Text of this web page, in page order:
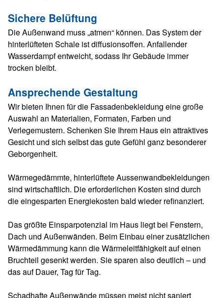
Sichere Belüftung
Die Außenwand muss „atmen“ können. Das System der
hinterlüfteten Schale ist diffusionsoffen. Anfallender
Wasserdampf entweicht, sodass Ihr Gebäude immer
trocken bleibt.
Ansprechende Gestaltung
Wir bieten Ihnen für die Fassadenbekleidung eine große
Auswahl an Materialien, Formaten, Farben und
Verlegemustern. Schenken Sie Ihrem Haus ein attraktives
Gesicht und sich selbst das gute Gefühl ganz besonderer
Geborgenheit.
Wärmegedämmte, hinterlüftete Aussenwandbekleidungen
sind wirtschaftlich. Die erforderlichen Kosten sind durch
die eingesparten Energiekosten bald wieder refinanziert.
Das größte Einsparpotenzial im Haus liegt bei Fenstern,
Dach und Außenwänden. Beim Einbau einer zusätzlichen
Wärmedämmung kann die Wärmeleitfähigkeit auf einen
Bruchteil gesenkt werden. Sie sparen also deutlich – und
das auf Dauer, Tag für Tag.
Schadhafte Außenwände müssen meist nicht saniert